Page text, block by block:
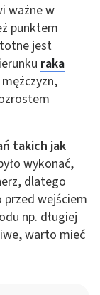
ważne w
punktem
jest
raka
takich jak
wykonać,
dlatego
wejściem
np. długiej
warto mieć